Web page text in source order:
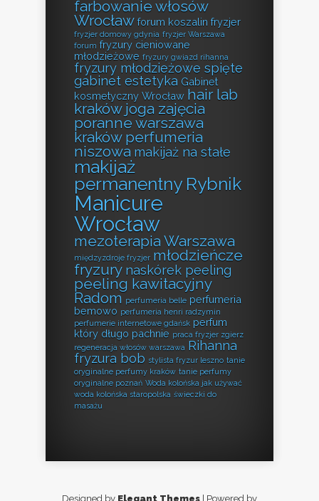
farbowanie włosów
Wrocław forum koszalin fryzjer
fryzjer domowy gdynia fryzjer Warszawa
forum fryzury cieniowane
młodzieżowe fryzury gwiazd rihanna
fryzury młodzieżowe spięte
gabinet estetyka Gabinet
kosmetyczny Wrocław hair lab
kraków joga zajęcia
poranne warszawa
kraków perfumeria
niszowa makijaż na stałe
makijaż
permanentny Rybnik
Manicure
Wrocław
mezoterapia Warszawa
międzyzdroje fryzjer młodzieńcze
fryzury naskórek peeling
peeling kawitacyjny
Radom perfumeria belle perfumeria
bemowo perfumeria henri radzymin
perfumerie internetowe gdańsk perfum
który długo pachnie praca fryzjer zgierz
regeneracja włosów warszawa Rihanna
fryzura bob stylista fryzur leszno tanie
oryginalne perfumy kraków tanie perfumy
oryginalne poznań Woda kolońska jak używać
woda kolońska staropolska świeczki do
masażu
Designed by Elegant Themes | Powered by